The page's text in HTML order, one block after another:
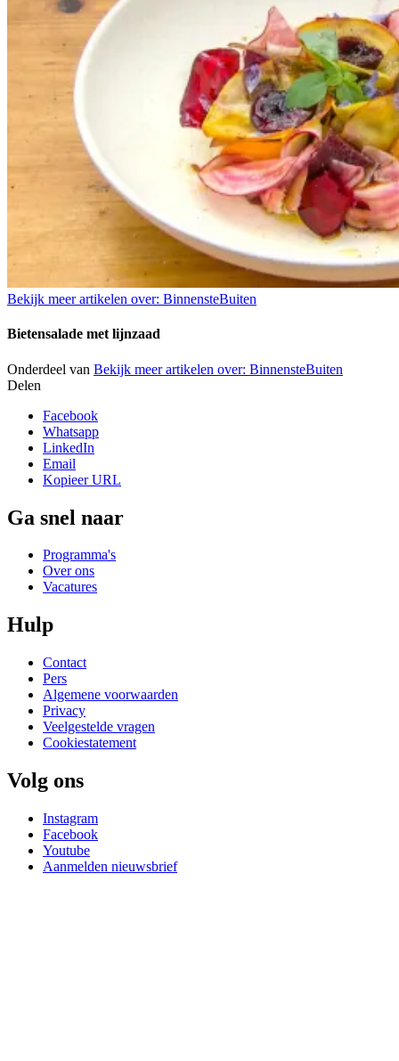
Bekijk meer artikelen over: BinnensteBuiten
Bietensalade met lijnzaad
Onderdeel van Bekijk meer artikelen over: BinnensteBuiten
Delen
Facebook
Whatsapp
LinkedIn
Email
Kopieer URL
Ga snel naar
Programma's
Over ons
Vacatures
Hulp
Contact
Pers
Algemene voorwaarden
Privacy
Veelgestelde vragen
Cookiestatement
Volg ons
Instagram
Facebook
Youtube
Aanmelden nieuwsbrief